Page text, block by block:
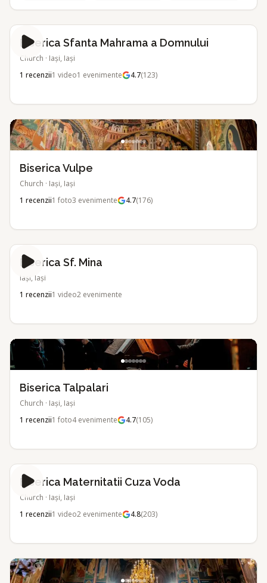
Biserica Sfanta Mahrama a Domnului
Church · Iași, Iași
1 recenzii1 video1 evenimente 4.7(123)
Biserica Vulpe
Church · Iași, Iași
1 recenzii1 foto3 evenimente 4.7(176)
Biserica Sf. Mina
Iași, Iași
1 recenzii1 video2 evenimente
Biserica Talpalari
Church · Iași, Iași
1 recenzii1 foto4evenimente 4.7(105)
Biserica Maternitatii Cuza Voda
Church · Iași, Iași
1 recenzii1 video2 evenimente 4.8(203)